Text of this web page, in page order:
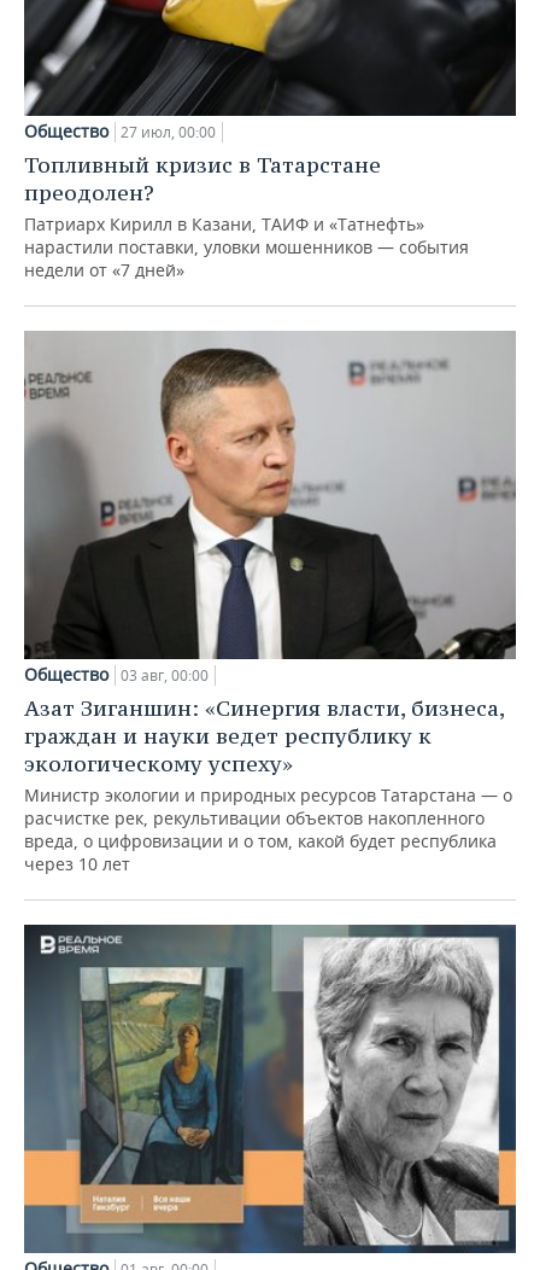
Общество 27 июл, 00:00
Топливный кризис в Татарстане
преодолен?
Патриарх Кирилл в Казани, ТАИФ и «Татнефть»
нарастили поставки, уловки мошенников — события
недели от «7 дней»
Общество 03 авг, 00:00
Азат Зиганшин: «Синергия власти, бизнеса,
граждан и науки ведет республику к
экологическому успеху»
Министр экологии и природных ресурсов Татарстана — о
расчистке рек, рекультивации объектов накопленного
вреда, о цифровизации и о том, какой будет республика
через 10 лет